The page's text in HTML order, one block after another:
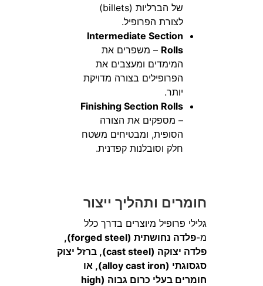
של הברליות (billets)
לצורת הפרופיל.
Intermediate Section
Rolls – משפרים את
המימדים ומעצבים את
הפרופילים בצורה מדויקת
יותר.
Finishing Section Rolls
– מספקים את הצורה
הסופית, ומבטיחים משטח
חלק וסובלנות קפדנית.
חומרים ותהליך ייצור
גלילי פרופיל מיוצרים בדרך כלל
מ-
פלדה נחושתית (forged steel),
פלדה יצוקה (cast steel), ברזל יצוק
סגסוגתי (alloy cast iron), או
חומרים בעלי כרום גבוה (high